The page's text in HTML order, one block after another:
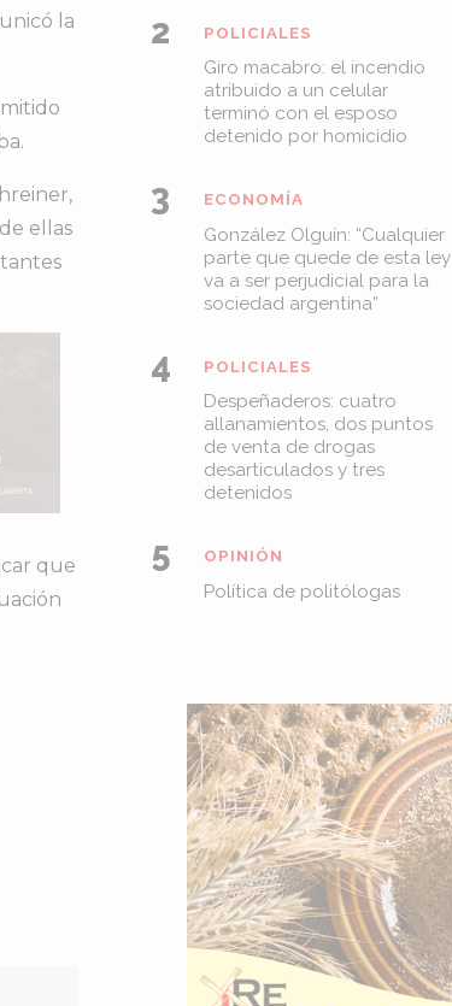
la
ellas
que
Giro macabro: el incendio
atribuido a un celular
terminó con el esposo
detenido por homicidio
POLICIALES
González Olguín: “Cualquier
parte que quede de esta ley
va a ser perjudicial para la
sociedad argentina”
ECONOMÍA
Despeñaderos: cuatro
allanamientos, dos puntos
de venta de drogas
desarticulados y tres
detenidos
POLICIALES
Política de politólogas
OPINIÓN